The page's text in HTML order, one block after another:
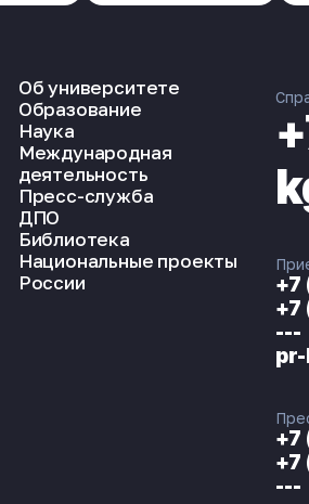
Об университете
Образование
Наука
Международная
деятельность
Пресс-служба
ДПО
Библиотека
Национальные проекты
России
+7
+7
---
+7
+7
---